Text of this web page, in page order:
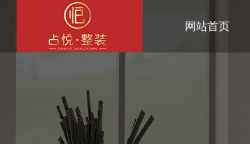
网站首页